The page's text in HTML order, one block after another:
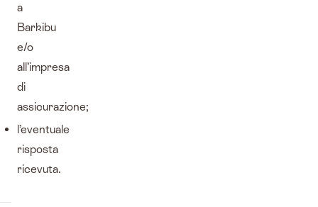
a
Barkibu
e/o
all’impresa
di
assicurazione;
l’eventuale
risposta
ricevuta.